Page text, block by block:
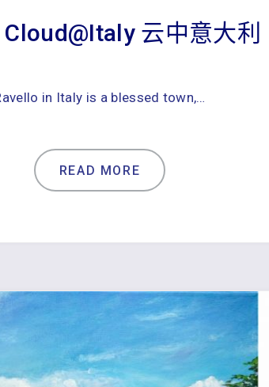
云中意大利
in Italy is a blessed town,…
READ MORE